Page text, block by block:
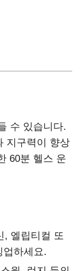
수 있습니다.
지구력이 향상
60분 헬스 운
, 엘립티컬 또
업하세요.